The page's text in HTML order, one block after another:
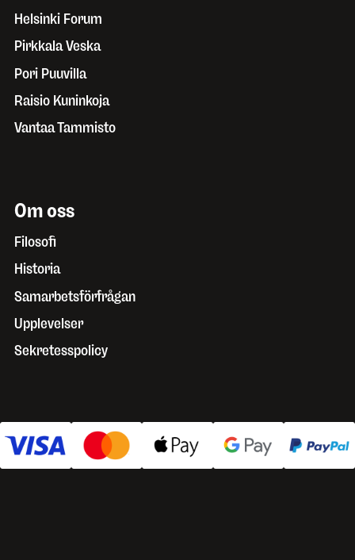
Helsinki Forum
Pirkkala Veska
Pori Puuvilla
Raisio Kuninkoja
Vantaa Tammisto
Om oss
Filosofi
Historia
Samarbetsförfrågan
Upplevelser
Sekretesspolicy